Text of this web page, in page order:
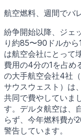
航空燃料、週間でバ
紛争開始以降、ジェ
り約85〜90ドルか
は航空会社にとって
費用の4分の1を占め
の大手航空会社4社
サウスウェスト）は
共同で費やしていま
す。デルタ航空は、
らず、今年燃料費が
警告しています。